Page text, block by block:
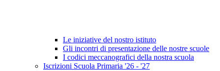
Le iniziative del nostro istituto
Gli incontri di presentazione delle nostre scuole
I codici meccanografici della nostra scuola
Iscrizioni Scuola Primaria '26 - '27